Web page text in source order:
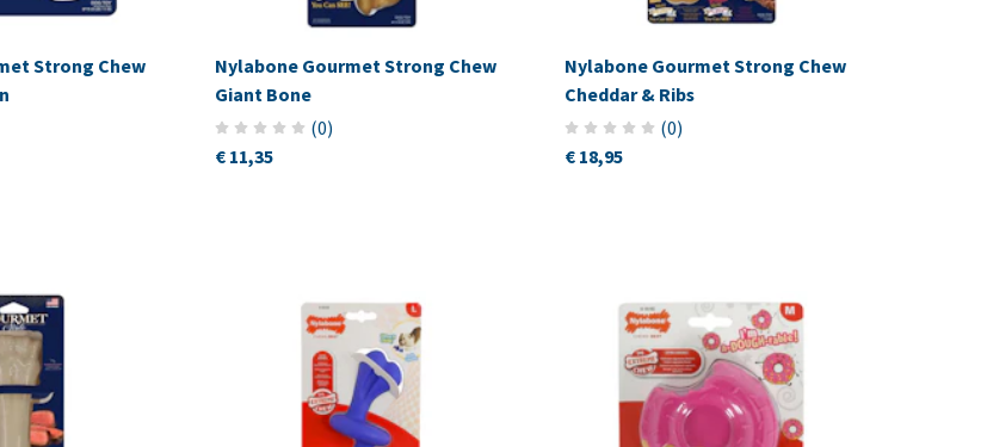
Strong Chew
Nylabone Gourmet Strong Chew
Giant Bone
(0)
€ 11,35
Nylabone Gourmet Strong Chew
Cheddar & Ribs
(0)
€ 18,95